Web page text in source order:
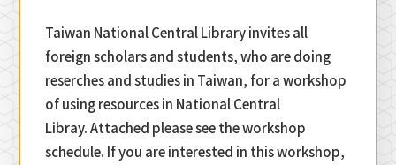
Taiwan National Central Library invites all
foreign scholars and students, who are doing
reserches and studies in Taiwan, for a workshop
of using resources in National Central
Libray. Attached please see the workshop
schedule. If you are interested in this workshop,